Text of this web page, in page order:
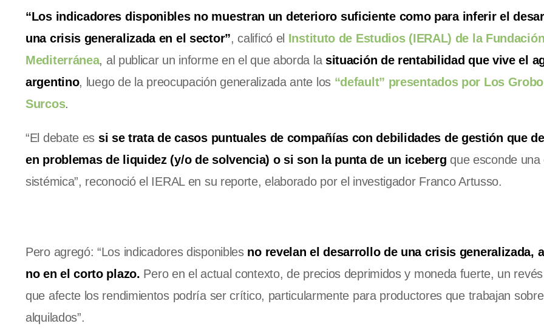
“Los indicadores disponibles no muestran un deterioro suficiente como para inferir el
una crisis generalizada en el sector”, calificó el Instituto de Estudios (IERAL) de la Fundación
Mediterránea, al publicar un informe en el que aborda lasituación de rentabilidad que vive el
argentino, luego de la preocupación generalizada ante los “default” presentados por Los
Surcos.
“El debate es si se trata de casos puntuales de compañías con debilidades de gestión que
en problemas de liquidez (y/o de solvencia) o si son la punta de un iceberg que esconde una
sistémica”, reconoció el IERAL en su reporte, elaborado por el investigador Franco Artusso.
Pero agregó: “Los indicadores disponibles no revelan el desarrollo de una crisis generalizada,
no en el corto plazo. Pero en el actual contexto, de precios deprimidos y moneda fuerte, un
que afecte los rendimientos podría ser crítico, particularmente para productores que trabajan
alquilados”.